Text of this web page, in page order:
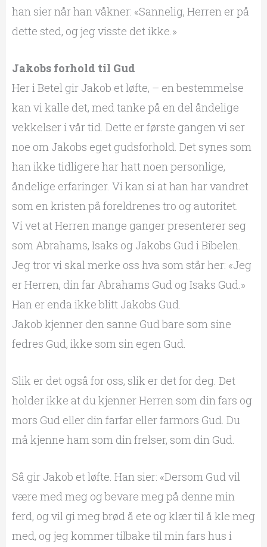
han sier når han våkner: «Sannelig, Herren er på
dette sted, og jeg visste det ikke.»
Jakobs forhold til Gud
Her i Betel gir Jakob et løfte, – en bestemmelse
kan vi kalle det, med tanke på en del åndelige
vekkelser i vår tid. Dette er første gangen vi ser
noe om Jakobs eget gudsforhold. Det synes som
han ikke tidligere har hatt noen personlige,
åndelige erfaringer. Vi kan si at han har vandret
som en kristen på foreldrenes tro og autoritet.
Vi vet at Herren mange ganger presenterer seg
som Abrahams, Isaks og Jakobs Gud i Bibelen.
Jeg tror vi skal merke oss hva som står her: «Jeg
er Herren, din far Abrahams Gud og Isaks Gud.»
Han er enda ikke blitt Jakobs Gud.
Jakob kjenner den sanne Gud bare som sine
fedres Gud, ikke som sin egen Gud.
Slik er det også for oss, slik er det for deg. Det
holder ikke at du kjenner Herren som din fars og
mors Gud eller din farfar eller farmors Gud. Du
må kjenne ham som din frelser, som din Gud.
Så gir Jakob et løfte. Han sier: «Dersom Gud vil
være med meg og bevare meg på denne min
ferd, og vil gi meg brød å ete og klær til å kle meg
med, og jeg kommer tilbake til min fars hus i